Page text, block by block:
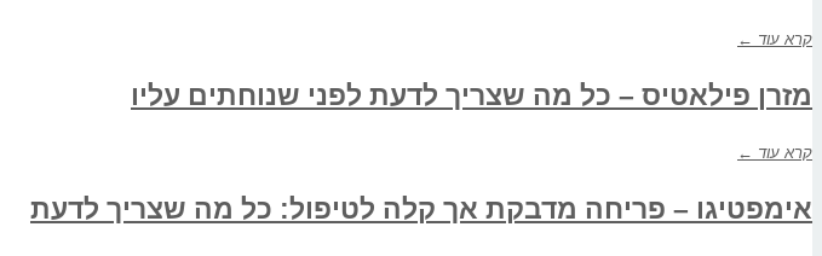
קרא עוד ←
מזרן פילאטיס – כל מה שצריך לדעת לפני שנוחתים עליו
קרא עוד ←
אימפטיגו – פריחה מדבקת אך קלה לטיפול: כל מה שצריך לדעת